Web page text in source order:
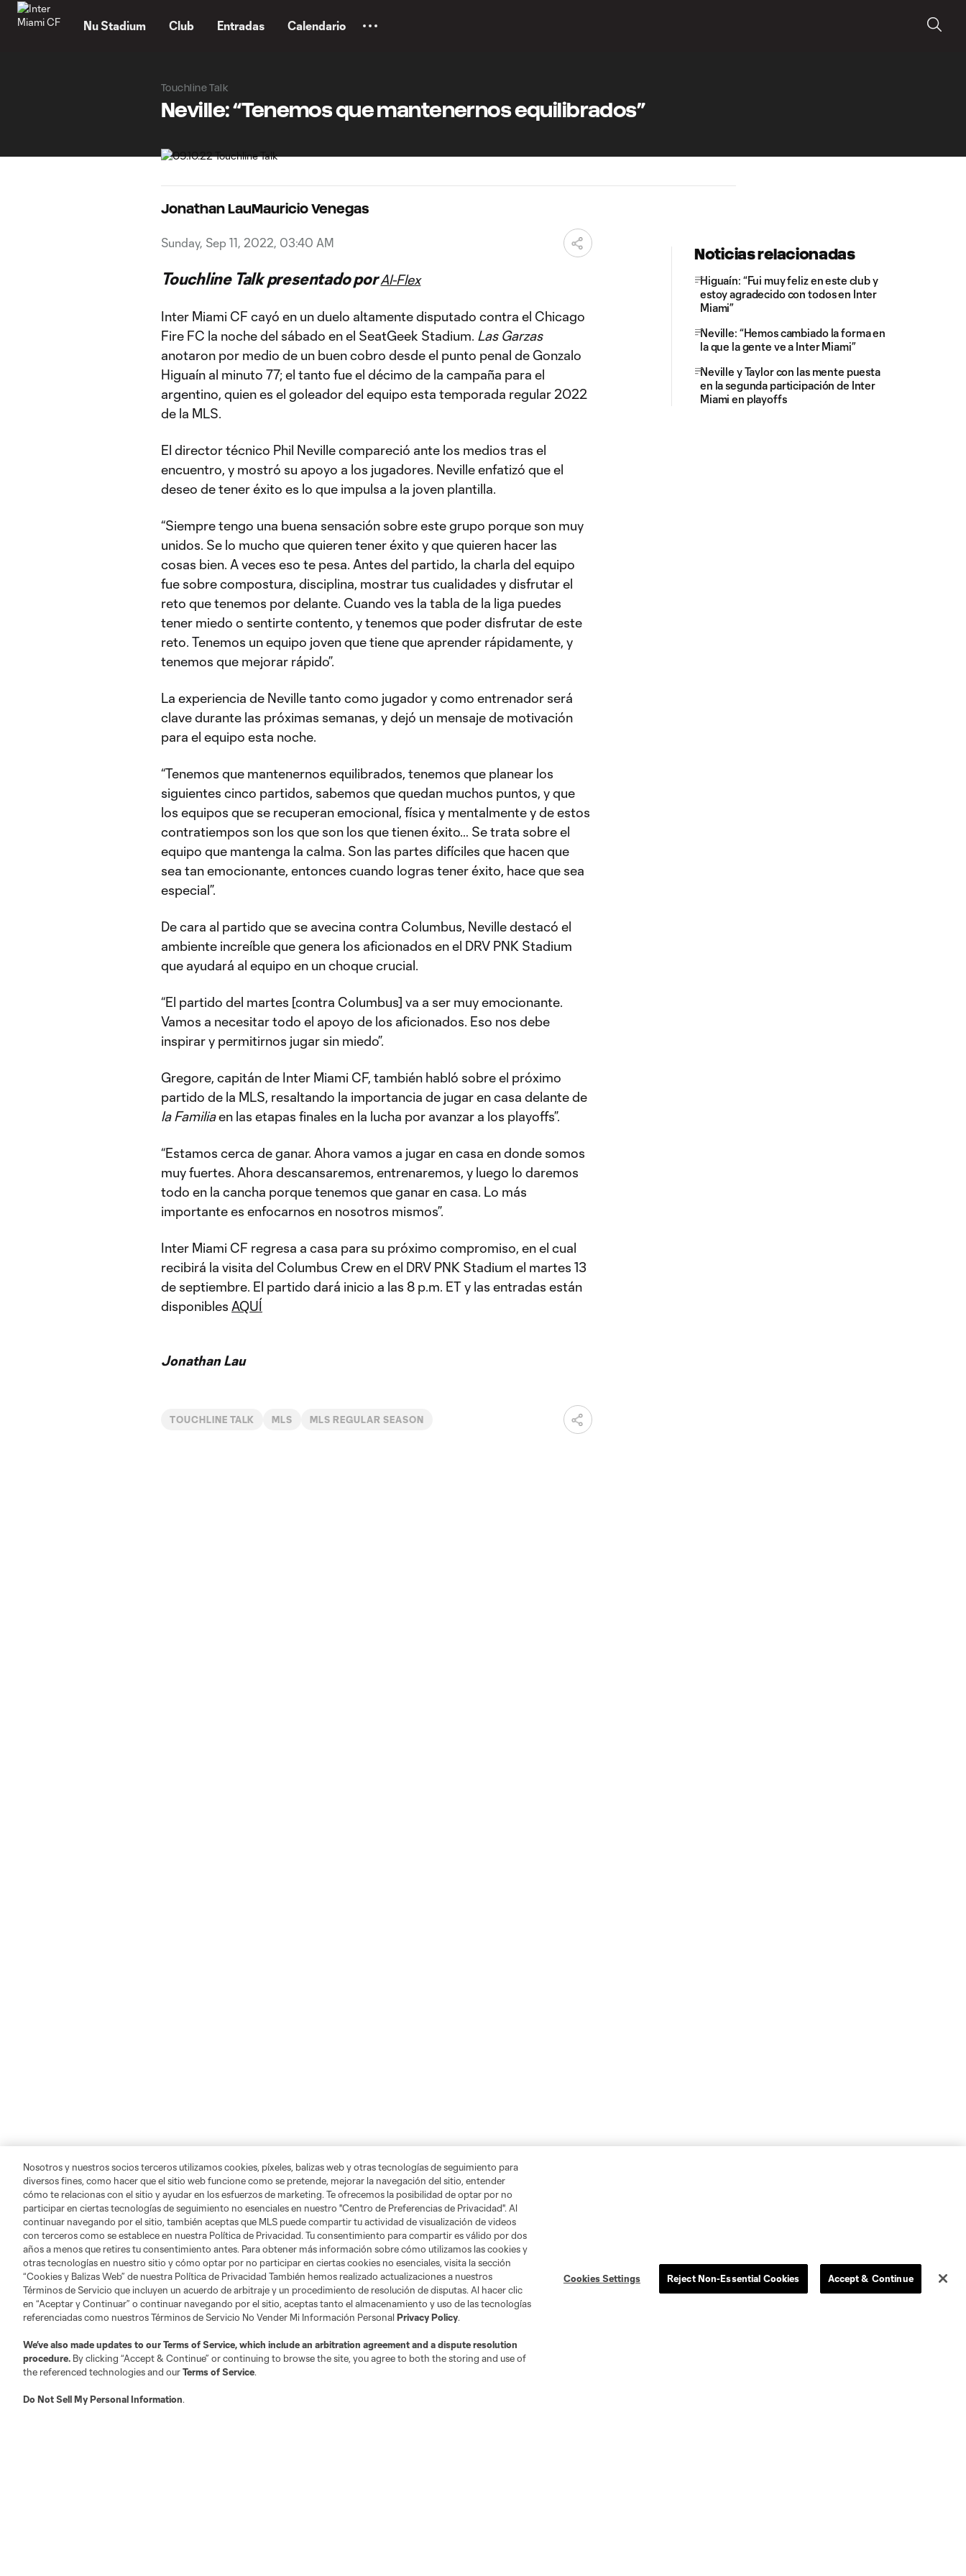
Nu Stadium Club Entradas Calendario
Touchline Talk
Neville: “Tenemos que mantenernos equilibrados”
Jonathan LauMauricio Venegas
Sunday, Sep 11, 2022, 03:40 AM
Touchline Talk presentado porAl-Flex
Inter Miami CF cayó en un duelo altamente disputado contra el Chicago
Fire FC la noche del sábado en el SeatGeek Stadium. Las Garzas
anotaron por medio de un buen cobro desde el punto penal de Gonzalo
Higuaín al minuto 77; el tanto fue el décimo de la campaña para el
argentino, quien es el goleador del equipo esta temporada regular 2022
de la MLS.
El director técnico Phil Neville compareció ante los medios tras el
encuentro, y mostró su apoyo a los jugadores. Neville enfatizó que el
deseo de tener éxito es lo que impulsa a la joven plantilla.
“Siempre tengo una buena sensación sobre este grupo porque son muy
unidos. Se lo mucho que quieren tener éxito y que quieren hacer las
cosas bien. A veces eso te pesa. Antes del partido, la charla del equipo
fue sobre compostura, disciplina, mostrar tus cualidades y disfrutar el
reto que tenemos por delante. Cuando ves la tabla de la liga puedes
tener miedo o sentirte contento, y tenemos que poder disfrutar de este
reto. Tenemos un equipo joven que tiene que aprender rápidamente, y
tenemos que mejorar rápido”.
La experiencia de Neville tanto como jugador y como entrenador será
clave durante las próximas semanas, y dejó un mensaje de motivación
para el equipo esta noche.
“Tenemos que mantenernos equilibrados, tenemos que planear los
siguientes cinco partidos, sabemos que quedan muchos puntos, y que
los equipos que se recuperan emocional, física y mentalmente y de estos
contratiempos son los que son los que tienen éxito… Se trata sobre el
equipo que mantenga la calma. Son las partes difíciles que hacen que
sea tan emocionante, entonces cuando logras tener éxito, hace que sea
especial”.
De cara al partido que se avecina contra Columbus, Neville destacó el
ambiente increíble que genera los aficionados en el DRV PNK Stadium
que ayudará al equipo en un choque crucial.
“El partido del martes [contra Columbus] va a ser muy emocionante.
Vamos a necesitar todo el apoyo de los aficionados. Eso nos debe
inspirar y permitirnos jugar sin miedo”.
Gregore, capitán de Inter Miami CF, también habló sobre el próximo
partido de la MLS, resaltando la importancia de jugar en casa delante de
la Familiaen las etapas finales en la lucha por avanzar a los playoffs”.
“Estamos cerca de ganar. Ahora vamos a jugar en casa en donde somos
muy fuertes. Ahora descansaremos, entrenaremos, y luego lo daremos
todo en la cancha porque tenemos que ganar en casa. Lo más
importante es enfocarnos en nosotros mismos”.
Inter Miami CF regresa a casa para su próximo compromiso, en el cual
recibirá la visita del Columbus Crew en el DRV PNK Stadium el martes 13
de septiembre. El partido dará inicio a las 8 p.m. ET y las entradas están
disponibles AQUÍ
Jonathan Lau
TOUCHLINE TALK MLS MLS REGULAR SEASON
Noticias relacionadas
Higuaín: “Fui muy feliz en este club y
estoy agradecido con todos en Inter
Miami”
Neville: “Hemos cambiado la forma en
la que la gente ve a Inter Miami”
Neville y Taylor con las mente puesta
en la segunda participación de Inter
Miami en playoffs
Nosotros y nuestros socios terceros utilizamos cookies, píxeles, balizas web y otras tecnologías de seguimiento para
diversos fines, como hacer que el sitio web funcione como se pretende, mejorar la navegación del sitio, entender
cómo te relacionas con el sitio y ayudar en los esfuerzos de marketing. Te ofrecemos la posibilidad de optar por no
participar en ciertas tecnologías de seguimiento no esenciales en nuestro "Centro de Preferencias de Privacidad". Al
continuar navegando por el sitio, también aceptas que MLS puede compartir tu actividad de visualización de videos
con terceros como se establece en nuestra Política de Privacidad. Tu consentimiento para compartir es válido por dos
años a menos que retires tu consentimiento antes. Para obtener más información sobre cómo utilizamos las cookies y
otras tecnologías en nuestro sitio y cómo optar por no participar en ciertas cookies no esenciales, visita la sección
“Cookies y Balizas Web” de nuestra Política de Privacidad También hemos realizado actualizaciones a nuestros
Términos de Servicio que incluyen un acuerdo de arbitraje y un procedimiento de resolución de disputas. Al hacer clic
en “Aceptar y Continuar” o continuar navegando por el sitio, aceptas tanto el almacenamiento y uso de las tecnologías
referenciadas como nuestros Términos de Servicio No Vender Mi Información Personal Privacy Policy.
We’ve also made updates to ourTerms of Service, which include an arbitration agreement and a dispute resolution
procedure. By clicking “Accept & Continue” or continuing to browse the site, you agree to both the storing and use of
the referenced technologies and ourTerms of Service.
Do Not Sell My Personal Information.
Cookies Settings Reject Non-Essential Cookies Accept & Continue